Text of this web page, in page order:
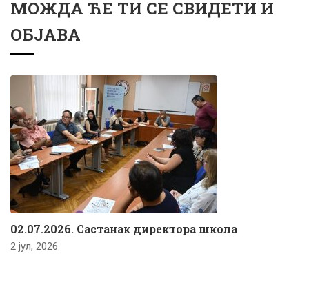
МОЖДА ЋЕ ТИ СЕ СВИДЕТИ И
ОБЈАВА
02.07.2026. Састанак директора школа
2 јул, 2026